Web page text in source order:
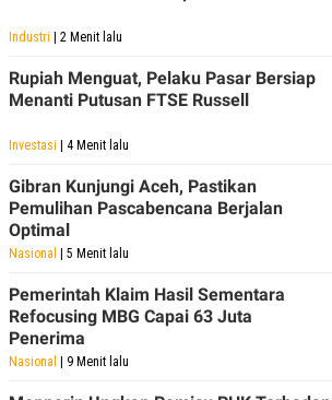
Industri | 2 Menit lalu
Rupiah Menguat, Pelaku Pasar Bersiap
Menanti Putusan FTSE Russell
Investasi | 4 Menit lalu
Gibran Kunjungi Aceh, Pastikan
Pemulihan Pascabencana Berjalan
Optimal
Nasional | 5 Menit lalu
Pemerintah Klaim Hasil Sementara
Refocusing MBG Capai 63 Juta
Penerima
Nasional | 9 Menit lalu